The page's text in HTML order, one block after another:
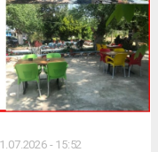
- 15:52